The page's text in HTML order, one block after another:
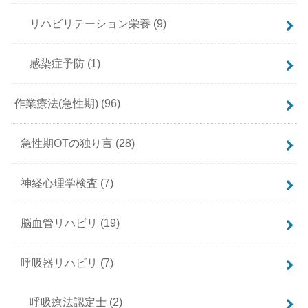
リハビリテーション栄養 (9)
感染症予防 (1)
作業療法(急性期) (96)
急性期OTの独り言 (28)
神経心理学検査 (7)
脳血管リハビリ (19)
呼吸器リハビリ (7)
呼吸療法認定士 (2)